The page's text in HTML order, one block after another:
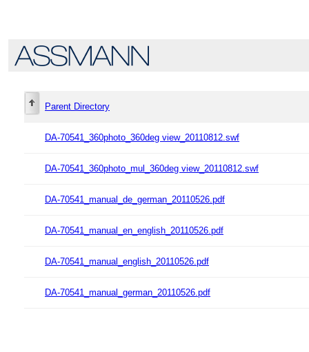
Parent Directory
DA-70541_360photo_360deg view_20110812.swf
DA-70541_360photo_mul_360deg view_20110812.swf
DA-70541_manual_de_german_20110526.pdf
DA-70541_manual_en_english_20110526.pdf
DA-70541_manual_english_20110526.pdf
DA-70541_manual_german_20110526.pdf